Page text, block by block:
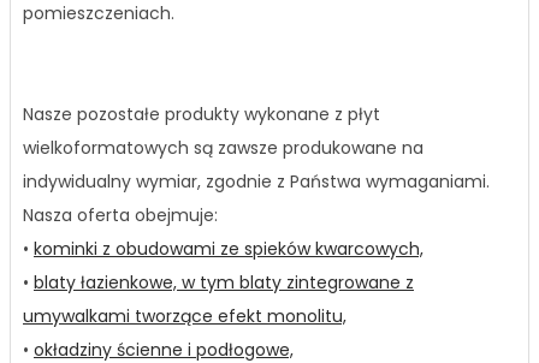
pomieszczeniach.
Nasze pozostałe produkty wykonane z płyt
wielkoformatowych są zawsze produkowane na
indywidualny wymiar, zgodnie z Państwa wymaganiami.
Nasza oferta obejmuje:
• kominki z obudowami ze spieków kwarcowych,
• blaty łazienkowe, w tym blaty zintegrowane z
umywalkami tworzące efekt monolitu,
• okładziny ścienne i podłogowe,